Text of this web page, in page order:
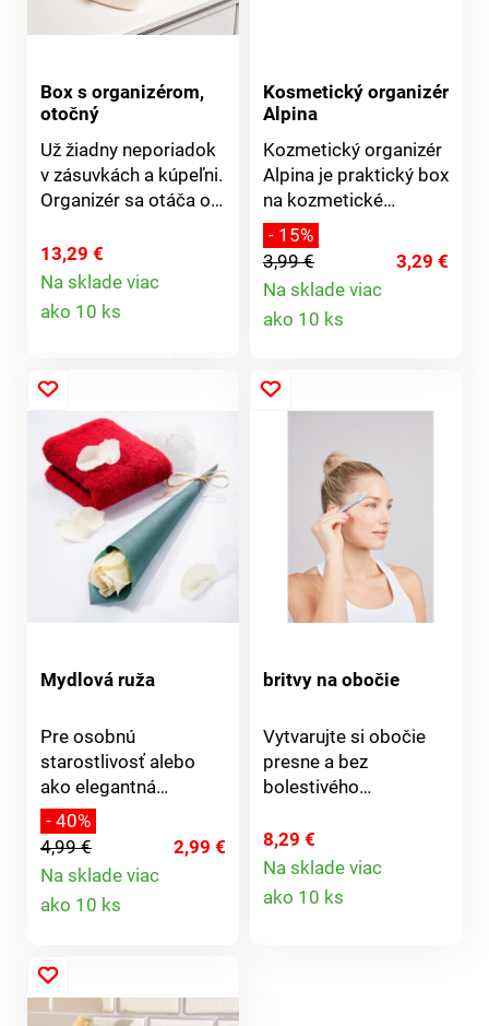
Box s organizérom,
otočný
Už žiadny neporiadok
v zásuvkách a kúpeľni.
Organizér sa otáča o
Odnímateľná horná
časť má 5 priehradiek
na štetce, očné linky,
mascaru, rúže, vatové
základňa so zásuvkou
pojme (vlasové)
šperky.
13,29 €
Na sklade viac
ako 10 ks
Kosmetický organizér
Alpina
Kozmetický organizér
Alpina je praktický box
na kozmetické
obrúsky a drobnú
kozmetiku. Je
vyrobený z kvalitného
a odolného plastu.
Bambusové veko je
ľahké odoberanie
obrúskov. Rozmery:
Kozmetický organizér
Box na obrúsky
Priehradka na drobnú
kozmetiku Odolný
veko
- 15%
3,99 €
3,29 €
Na sklade viac
ako 10 ks
Mydlová ruža
Pre osobnú
starostlivosť alebo
ako elegantná
kúpeľňová dekorácia -
ruža na dlhej stonke,
vyrobená z
najjemnejšieho mydla.
- 40%
4,99 €
2,99 €
Na sklade viac
ako 10 ks
britvy na obočie
Vytvarujte si obočie
presne a bez
bolestivého
obočie jemne a rýchlo
odstraňujú chĺpky.
Počas chvíľky získate
8,29 €
Na sklade viac
ako 10 ks